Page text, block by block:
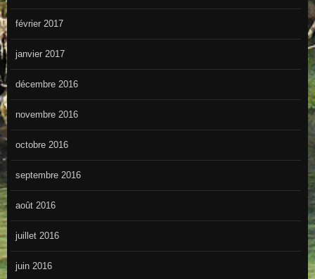
février 2017
janvier 2017
décembre 2016
novembre 2016
octobre 2016
septembre 2016
août 2016
juillet 2016
juin 2016